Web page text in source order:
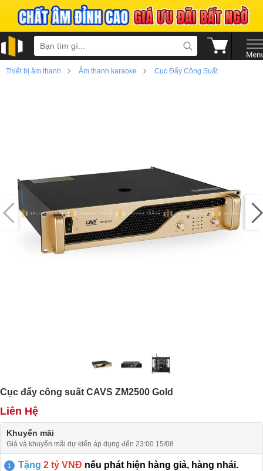
Thiết bị âm thanh › Âm thanh karaoke › Cục Đẩy Công Suất
Cục đẩy công suất CAVS ZM2500 Gold
Liên Hệ
Khuyến mãi
Giá và khuyến mãi dự kiến áp dụng đến 23:00 15/08
Tặng 2 tỷ VNĐ nếu phát hiện hàng giả, hàng nhái.